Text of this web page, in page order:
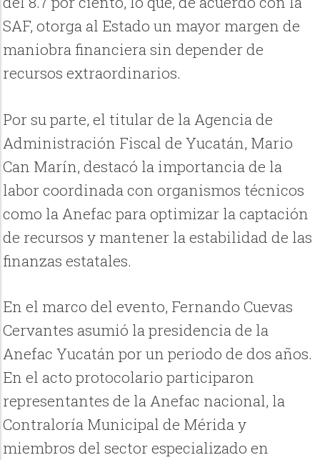
SAF, otorga al Estado un mayor margen de
maniobra financiera sin depender de
recursos extraordinarios.
Por su parte, el titular de la Agencia de
Administración Fiscal de Yucatán, Mario
Can Marín, destacó la importancia de la
labor coordinada con organismos técnicos
como la Anefac para optimizar la captación
de recursos y mantener la estabilidad de las
finanzas estatales.
En el marco del evento, Fernando Cuevas
Cervantes asumió la presidencia de la
Anefac Yucatán por un periodo de dos años.
En el acto protocolario participaron
representantes de la Anefac nacional, la
Contraloría Municipal de Mérida y
miembros del sector especializado en